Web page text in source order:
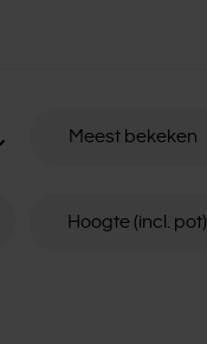
Hoogte (incl. pot)